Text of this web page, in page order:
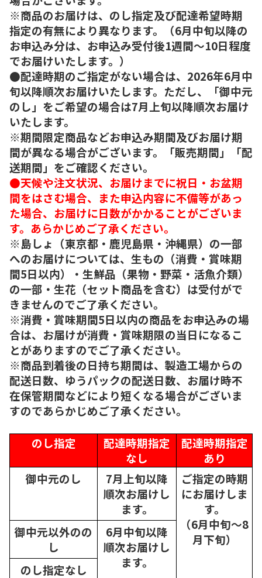
※商品のお届けは、のし指定及び配達希望時期
指定の有無により異なります。（6月中旬以降の
お申込み分は、お申込み受付後1週間～10日程度
でお届けいたします。）
●配達時期のご指定がない場合は、2026年6月中
旬以降順次お届けいたします。ただし、「御中元
のし」をご希望の場合は7月上旬以降順次お届け
いたします。
※期間限定商品などお申込み期間及びお届け期
間が異なる場合がございます。「販売期間」「配
送期間」をご確認ください。
●天候や注文状況、お届けまでに祝日・お盆期
間をはさむ場合、また申込内容に不備等があっ
た場合、お届けに日数がかかることがございま
す。あらかじめご了承ください。
※島しょ（東京都・鹿児島県・沖縄県）の一部
へのお届けについては、生もの（消費・賞味期
間5日以内）・生鮮品（果物・野菜・活魚介類）
の一部・生花（セット商品を含む）は受付がで
きませんのでご了承ください。
※消費・賞味期間5日以内の商品をお申込みの場
合は、お届けが消費・賞味期限の当日になるこ
とがありますのでご了承ください。
※商品到着後の日持ち期間は、製造工場からの
配送日数、ゆうパックの配送日数、お届け時不
在保管期間などにより短くなる場合がございま
すのであらかじめご了承ください。
のし指定
配達時期指定
なし
配達時期指定
あり
御中元のし
7月上旬以降
順次お届けし
ます。
ご指定の時期
にお届けしま
す。
（6月中旬～8
月下旬）
御中元以外のの
し
6月中旬以降
順次お届けし
ます。
のし指定なし